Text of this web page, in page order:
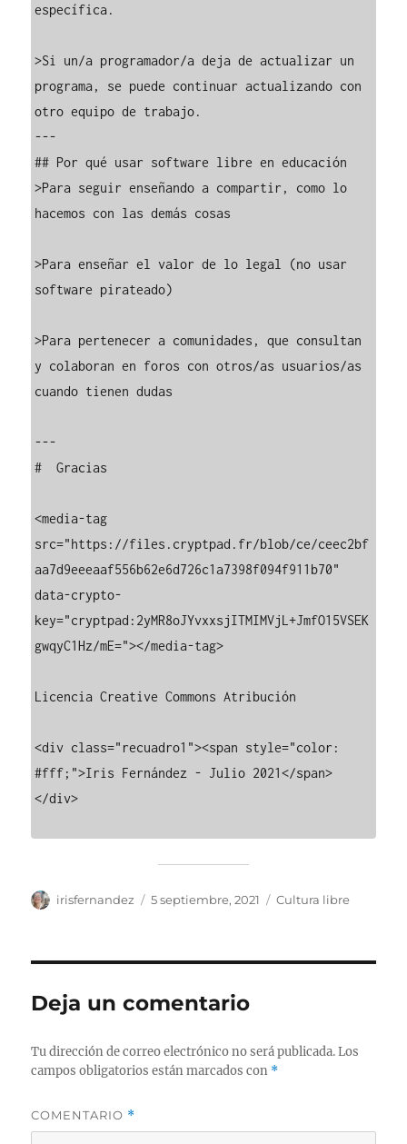
específica.
>Si un/a programador/a deja de actualizar un
programa, se puede continuar actualizando con
otro equipo de trabajo.
---
## Por qué usar software libre en educación
>Para seguir enseñando a compartir, como lo
hacemos con las demás cosas
>Para enseñar el valor de lo legal (no usar
software pirateado)
>Para pertenecer a comunidades, que consultan
y colaboran en foros con otros/as usuarios/as
cuando tienen dudas
---
#  Gracias
<media-tag
src="https://files.cryptpad.fr/blob/ce/ceec2bf
aa7d9eeeaaf556b62e6d726c1a7398f094f911b70"
data-crypto-
key="cryptpad:2yMR8oJYvxxsjITMIMVjL+JmfO15VSEK
gwqyC1Hz/mE="></media-tag>
Licencia Creative Commons Atribución
<div class="recuadro1"><span style="color:
#fff;">Iris Fernández - Julio 2021</span>
</div>
Autor
irisfernandez
Publicado
5 septiembre, 2021 Categorías
Cultura libre
Deja un comentario
Tu dirección de correo electrónico no será publicada. Los
campos obligatorios están marcados con *
COMENTARIO *